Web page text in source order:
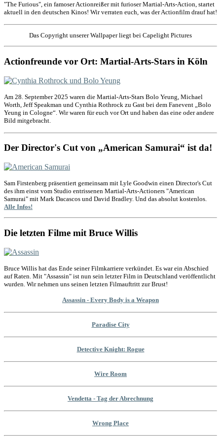
"The Furious", ein famoser Actionreißer mit furioser Martial-Arts-Action, startet
aktuell in den deutschen Kinos! Wir verraten euch, was der Actionfilm drauf hat!
Das Copyright unserer Wallpaper liegt bei Capelight Pictures
Actionfreunde vor Ort: Martial-Arts-Stars in Köln
Am 28. September 2025 waren die Martial-Arts-Stars Bolo Yeung, Michael
Worth, Jeff Speakman und Cynthia Rothrock zu Gast bei dem Fanevent „Bolo
Yeung in Cologne“. Wir waren für euch vor Ort und haben das eine oder andere
Bild mitgebracht.
Der Director's Cut von „American Samurai“ ist da!
Sam Firstenberg präsentiert gemeinsam mit Lyle Goodwin einen Director's Cut
des ihm einst vom Studio entrissenen Martial-Arts-Actioners "American
Samurai" mit Mark Dacascos und David Bradley. Und das absolut kostenlos.
Alle Infos!
Die letzten Filme mit Bruce Willis
Bruce Willis hat das Ende seiner Filmkarriere verkündet. Es war ein Abschied
auf Raten. Mit "Assassin" ist nun sein letzter Film in Deutschland veröffentlicht
wurden. Wir nehmen uns seinen letzten Filmauftritt zur Brust!
Assassin - Every Body is a Weapon
Paradise City
Detective Knight: Rogue
Wire Room
Vendetta - Tag der Abrechnung
Wrong Place